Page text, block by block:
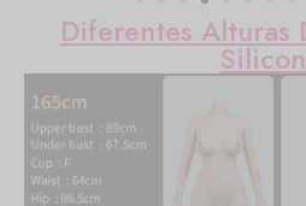
Diferentes Alturas